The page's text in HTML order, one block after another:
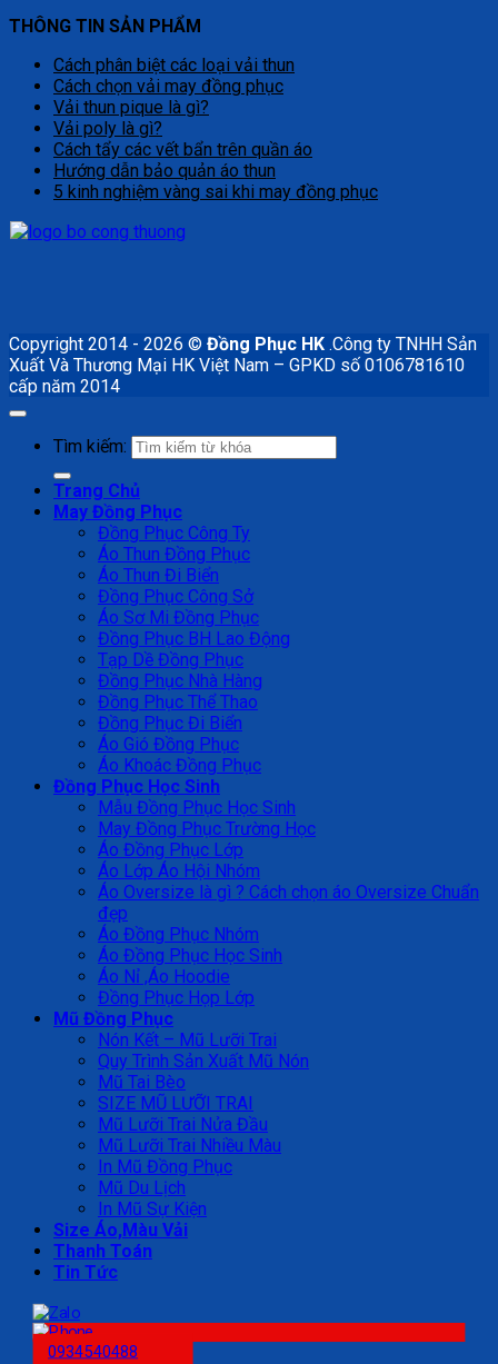
THÔNG TIN SẢN PHẨM
Cách phân biệt các loại vải thun
Cách chọn vải may đồng phục
Vải thun pique là gì?
Vải poly là gì?
Cách tẩy các vết bẩn trên quần áo
Hướng dẫn bảo quản áo thun
5 kinh nghiệm vàng sai khi may đồng phục
Copyright 2014 - 2026 © Đồng Phục HK .Công ty TNHH Sản
Xuất Và Thương Mại HK Việt Nam – GPKD số 0106781610
cấp năm 2014
Tìm kiếm:
Trang Chủ
May Đồng Phục
Đồng Phục Công Ty
Áo Thun Đồng Phục
Áo Thun Đi Biển
Đồng Phục Công Sở
Áo Sơ Mi Đồng Phục
Đồng Phục BH Lao Động
Tạp Dề Đồng Phục
Đồng Phục Nhà Hàng
Đồng Phục Thể Thao
Đồng Phục Đi Biển
Áo Gió Đồng Phục
Áo Khoác Đồng Phục
Đồng Phục Học Sinh
Mẫu Đồng Phục Học Sinh
May Đồng Phục Trường Học
Áo Đồng Phục Lớp
Áo Lớp Áo Hội Nhóm
Áo Oversize là gì ? Cách chọn áo Oversize Chuẩn
đẹp
Áo Đồng Phục Nhóm
Áo Đồng Phục Học Sinh
Áo Nỉ ,Áo Hoodie
Đồng Phục Họp Lớp
Mũ Đồng Phục
Nón Kết – Mũ Lưỡi Trai
Quy Trình Sản Xuất Mũ Nón
Mũ Tai Bèo
SIZE MŨ LƯỠI TRAI
Mũ Lưỡi Trai Nửa Đầu
Mũ Lưỡi Trai Nhiều Màu
In Mũ Đồng Phục
Mũ Du Lịch
In Mũ Sự Kiện
Size Áo,Màu Vải
Thanh Toán
Tin Tức
0934540488